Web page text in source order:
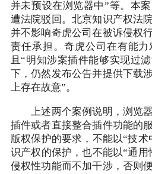
并未预设在浏览器中”等。本
遭法院驳回。北京知识产权法
并不影响奇虎公司在被诉侵权
责任承担。奇虎公司在有能力
且“明知涉案插件能够实现过
下，仍然发布公告并提供下
上存在故意”。
上述两个案例说明，浏览器
插件或者直接整合插件功能的
版权保护的要求，不能以“技
识产权的保护，也不能以“通
侵权性功能而不加干涉，否则